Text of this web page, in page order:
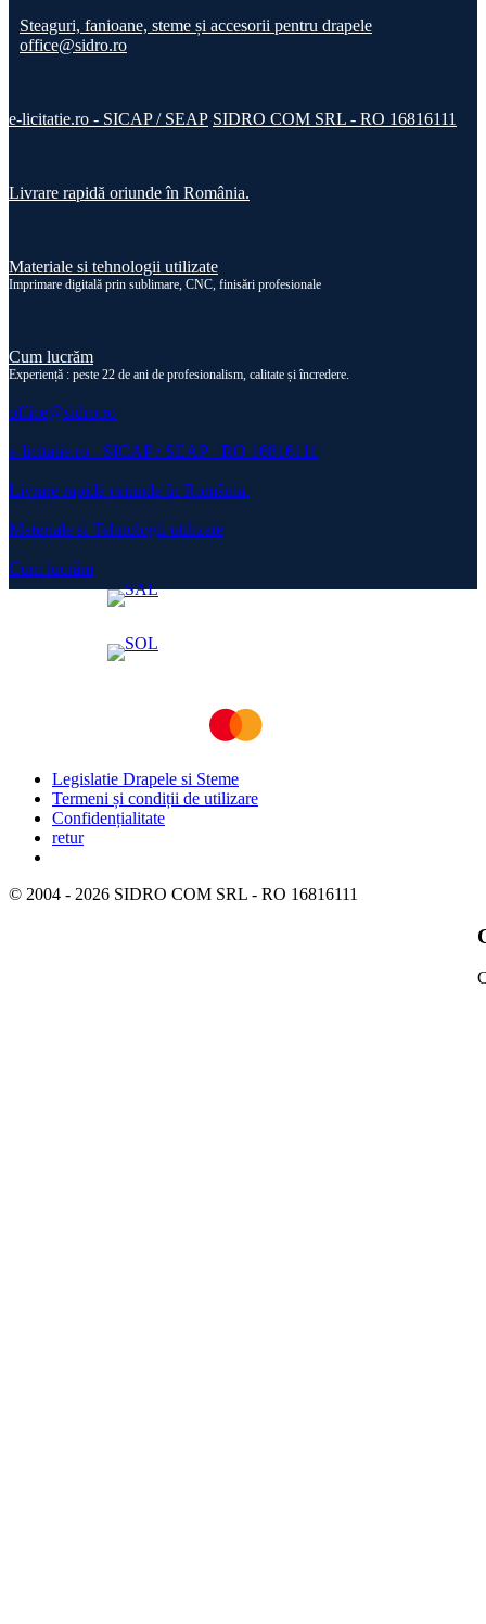
Steaguri, fanioane, steme și accesorii pentru drapele
office@sidro.ro
e-licitatie.ro - SICAP / SEAP SIDRO COM SRL - RO 16816111
Livrare rapidă oriunde în România.
Materiale si tehnologii utilizate
Imprimare digitală prin sublimare, CNC, finisări profesionale
Cum lucrăm
Experiență : peste 22 de ani de profesionalism, calitate și încredere.
office@sidro.ro
e-licitatie.ro - SICAP / SEAP - RO 16816111
Livrare rapidă oriunde în România.
Materiale si Tehnologii utilizate
Cum lucrăm
Legislatie Drapele si Steme
Termeni și condiții de utilizare
Confidențialitate
retur
© 2004 - 2026 SIDRO COM SRL - RO 16816111